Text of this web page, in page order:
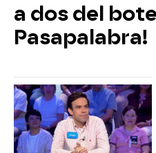
a dos del
Pasapalabra!